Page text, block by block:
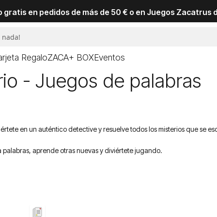
gratis en pedidos de más de 50 € o en Juegos Zacatrus
RegaloZACA+ BOXEventos
- Juegos de palabras
en un auténtico detective y resuelve todos los misterios que se
palabras, aprende otras nuevas y diviértete jugando.